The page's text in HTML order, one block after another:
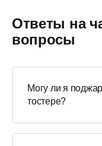
Ответы на
вопросы
Могу ли я
тостере?